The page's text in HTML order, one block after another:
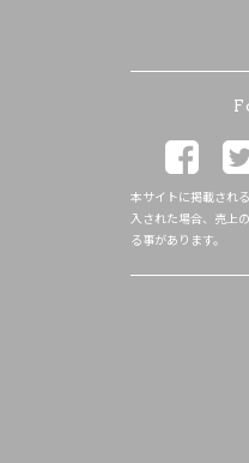
本サイトに掲載され
入された場合、売上
る事があります。